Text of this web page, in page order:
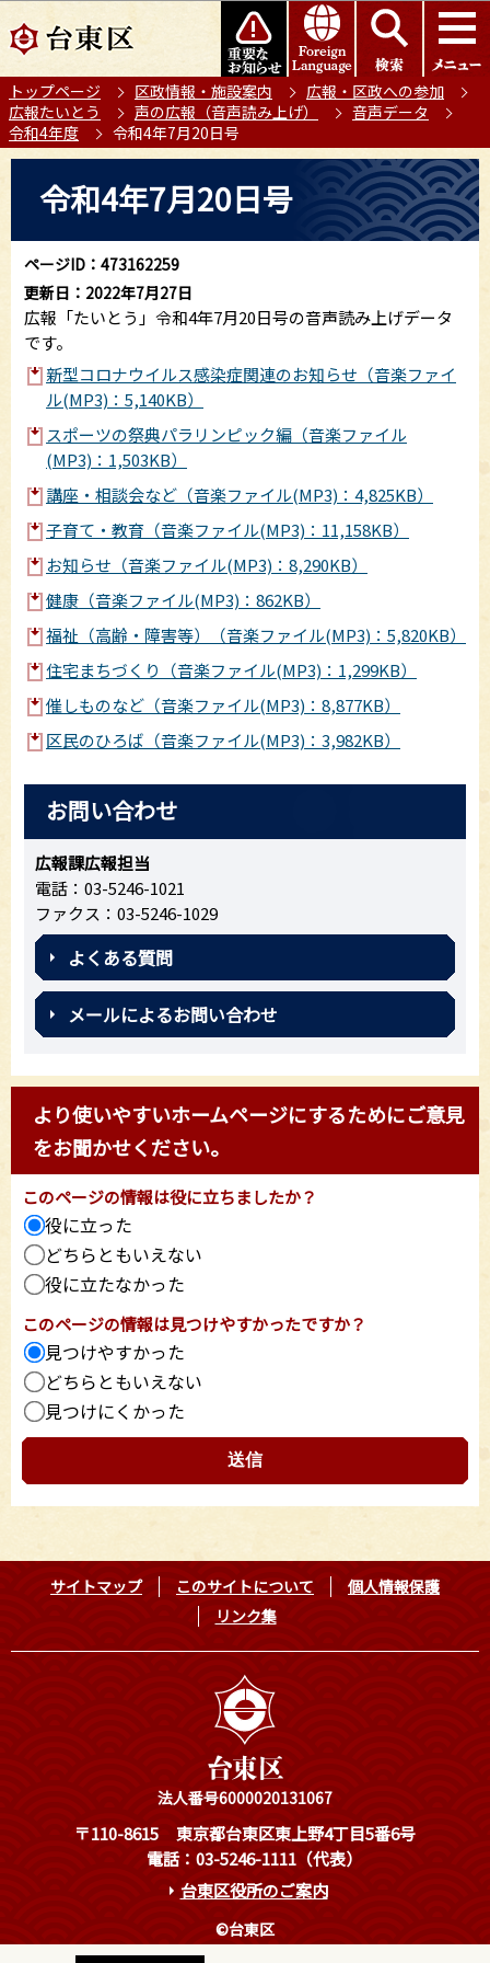
の
ー
ジ
の
このページの本文へ移動
トップページ 区政情報・施設案内
広報・区政への参加
広報たいとう
声の広報（音声読み上げ）
音声データ
令和4年度
令和4年7月20日号
か
ら
令和4年7月20日号
ページID：473162259
更新日：2022年7月27日
広報「たいとう」令和4年7月20日号の音声読み上げデータ
です。
新型コロナウイルス感染症関連のお知らせ（音楽ファイ
ル(MP3)：5,140KB）
スポーツの祭典パラリンピック編（音楽ファイル
(MP3)：1,503KB）
講座・相談会など（音楽ファイル(MP3)：4,825KB）
子育て・教育（音楽ファイル(MP3)：11,158KB）
お知らせ（音楽ファイル(MP3)：8,290KB）
健康（音楽ファイル(MP3)：862KB）
福祉（高齢・障害等）（音楽ファイル(MP3)：5,820KB）
住宅まちづくり（音楽ファイル(MP3)：1,299KB）
催しものなど（音楽ファイル(MP3)：8,877KB）
区民のひろば（音楽ファイル(MP3)：3,982KB）
お問い合わせ
広報課広報担当
電話：03-5246-1021
ファクス：03-5246-1029
よくある質問
メールによるお問い合わせ
より使いやすいホームページにするためにご意見
をお聞かせください。
このページの情報は役に立ちましたか？
役に立った
どちらともいえない
役に立たなかった
このページの情報は見つけやすかったですか？
見つけやすかった
どちらともいえない
見つけにくかった
サイトマップ このサイトについて
個人情報保護
リンク集
法人番号6000020131067
〒110-8615
東京都台東区東上野4丁目5番6号
電話：03-5246-1111（代表）
台東区役所のご案内
©台東区